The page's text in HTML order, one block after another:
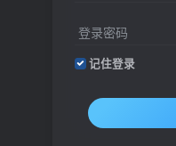
登录密码
记住登录